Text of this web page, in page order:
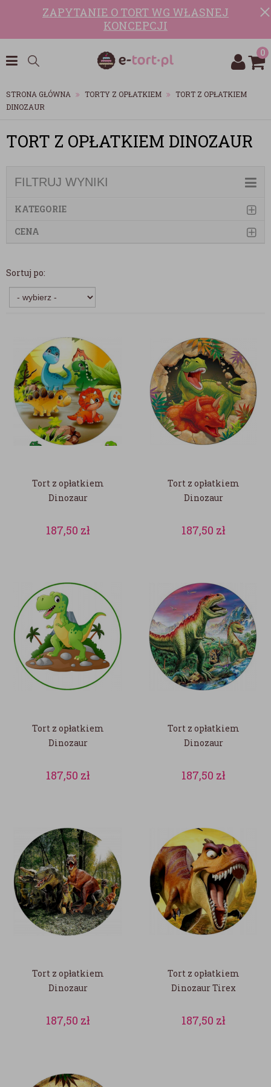
ZAPYTANIE O TORT WG WŁASNEJ
KONCEPCJI
0
STRONA GŁÓWNA TORTY Z OPŁATKIEM
TORT Z OPŁATKIEM
DINOZAUR
TORT Z OPŁATKIEM DINOZAUR
FILTRUJ WYNIKI
KATEGORIE
CENA
Sortuj po:
Tort z opłatkiem
Dinozaur
187,50 zł
Tort z opłatkiem
Dinozaur
187,50 zł
Tort z opłatkiem
Dinozaur
187,50 zł
Tort z opłatkiem
Dinozaur
187,50 zł
Tort z opłatkiem
Dinozaur
187,50 zł
Tort z opłatkiem
Dinozaur Tirex
187,50 zł